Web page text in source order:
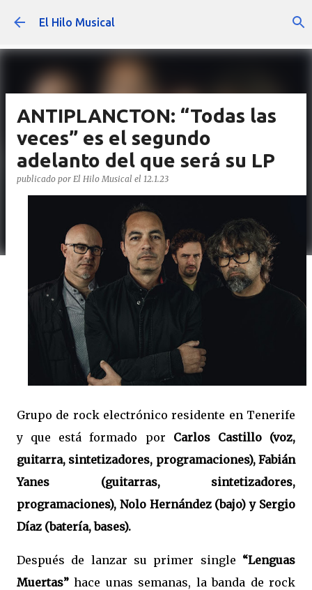
Ir al contenido principal
El Hilo Musical
ANTIPLANCTON: “Todas las
veces” es el segundo
adelanto del que será su LP
publicado por El Hilo Musical el 12.1.23
Grupo de rock electrónico residente en Tenerife
y que está formado por Carlos Castillo (voz,
guitarra, sintetizadores, programaciones), Fabián
Yanes (guitarras, sintetizadores,
programaciones), Nolo Hernández (bajo) y Sergio
Díaz (batería, bases).
Después de lanzar su primer single “Lenguas
Muertas”hace unas semanas, la banda de rock